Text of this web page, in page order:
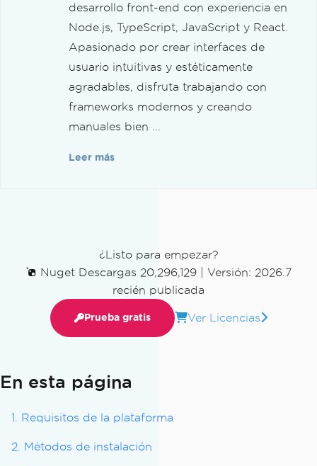
desarrollo front-end con experiencia en
Node.js, TypeScript, JavaScript y React.
Apasionado por crear interfaces de
usuario intuitivas y estéticamente
agradables, disfruta trabajando con
frameworks modernos y creando
manuales bien ...
Leer más
¿Listo para empezar?
Nuget Descargas 20,296,129
Versión: 2026.7
recién publicada
Prueba gratis Ver Licencias
En esta página
1. Requisitos de la plataforma
2. Métodos de instalación